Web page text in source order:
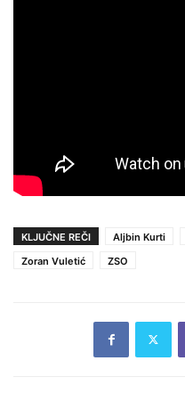
KLJUČNE REČI Aljbin Kurti
Zoran Vuletić
ZSO